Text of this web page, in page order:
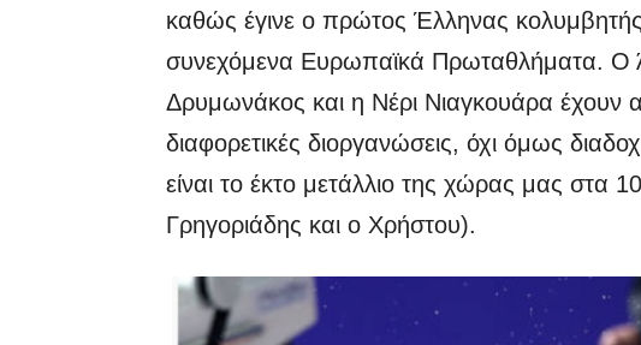
καθώς έγινε ο πρώτος Έλληνας
συνεχόμενα Ευρωπαϊκά Πρωταθλήματα. Ο
Δρυμωνάκος και η Νέρι Νιαγκουάρα έχουν
διαφορετικές διοργανώσεις, όχι όμως
είναι το έκτο μετάλλιο της χώρας μας στα
Γρηγοριάδης και ο Χρήστου).